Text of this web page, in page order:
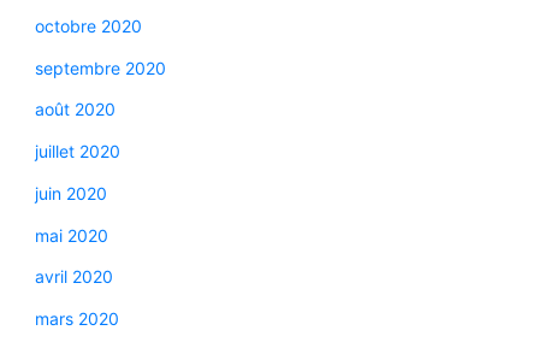
octobre 2020
septembre 2020
août 2020
juillet 2020
juin 2020
mai 2020
avril 2020
mars 2020